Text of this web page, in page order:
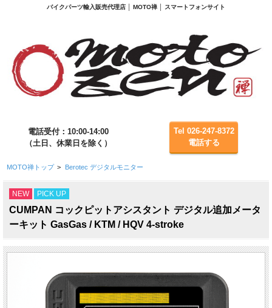
バイクパーツ輸入販売代理店 │ MOTO禅 │ スマートフォンサイト
電話受付：10:00-14:00
（土日、休業日を除く）
Tel 026-247-8372
電話する
MOTO禅トップ > Berotec デジタルモニター
NEW PICK UP
CUMPAN コックピットアシスタント デジタル追加メータ
ーキット GasGas / KTM / HQV 4-stroke